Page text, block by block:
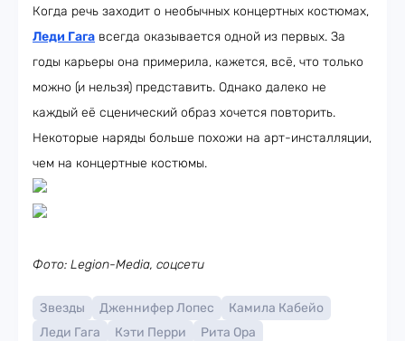
Когда речь заходит о необычных концертных костюмах,
Леди Гага всегда оказывается одной из первых. За
годы карьеры она примерила, кажется, всё, что только
можно (и нельзя) представить. Однако далеко не
каждый её сценический образ хочется повторить.
Некоторые наряды больше похожи на арт-инсталляции,
чем на концертные костюмы.
Фото: Legion-Media, соцсети
Звезды Дженнифер Лопес
Камила Кабейо
Леди Гага
Кэти Перри Рита Ора